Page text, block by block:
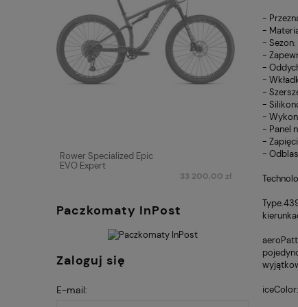
Rower Specialized Epic
EVO Expert
33 200,00 zł
Paczkomaty InPost
Zaloguj się
E-mail:
-
-
- Sezon:
-
-
-
-
-
-
- Panel
-
-